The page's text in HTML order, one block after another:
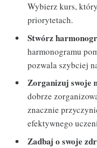
Wybierz kurs,
priorytetach.
Stwórz
harmonogramu
pozwala szybciej
Zorganizuj swoje
dobrze
znacznie
efektywnego
Zadbaj o swoje